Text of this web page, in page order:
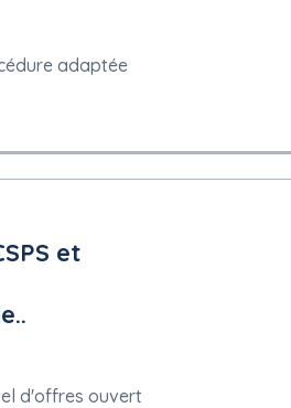
adaptée
et
d'offres ouvert